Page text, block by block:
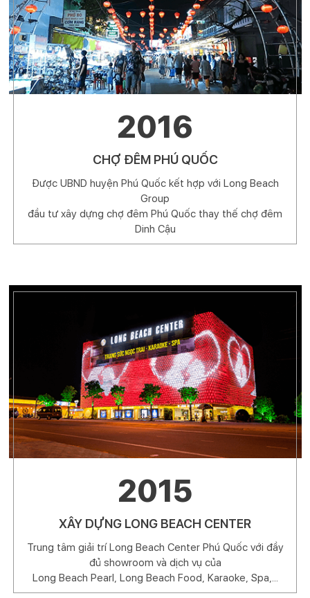
2016
CHỢ ĐÊM PHÚ QUỐC
Được UBND huyện Phú Quốc kết hợp với Long Beach
Group
đầu tư xây dựng chợ đêm Phú Quốc thay thế chợ đêm
Dinh Cậu
2015
XÂY DỰNG LONG BEACH CENTER
Trung tâm giải trí Long Beach Center Phú Quốc với đầy
đủ showroom và dịch vụ của
Long Beach Pearl, Long Beach Food, Karaoke, Spa,...